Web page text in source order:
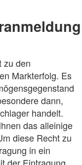
zu den
Markterfolg. Es
dann,
handelt.
das alleinige
diese Recht zu
in ein
der Eintragung